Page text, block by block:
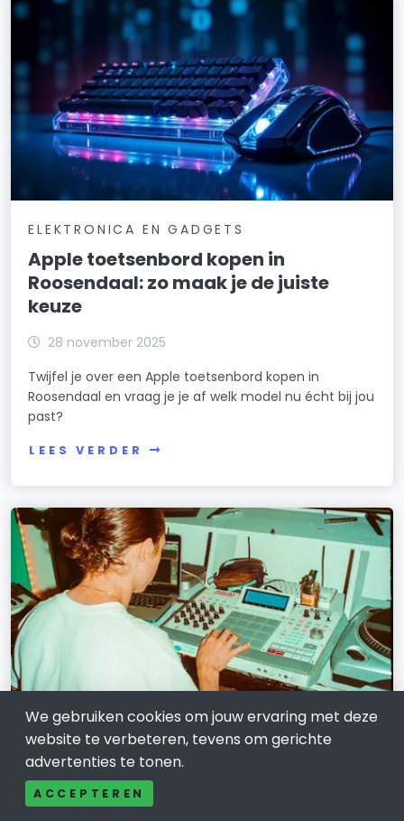
ELEKTRONICA EN GADGETS
Apple toetsenbord kopen in
Roosendaal: zo maak je de juiste
keuze
28 november 2025
Twijfel je over een Apple toetsenbord kopen in
Roosendaal en vraag je je af welk model nu écht bij jou
past?
LEES VERDER
COMMUNICATIE EN MEDIA
Rivierenland Radio: trots op de regio,
trots op elkaar
We gebruiken cookies om jouw ervaring met deze
website te verbeteren, tevens om gerichte
advertenties te tonen.
ACCEPTEREN